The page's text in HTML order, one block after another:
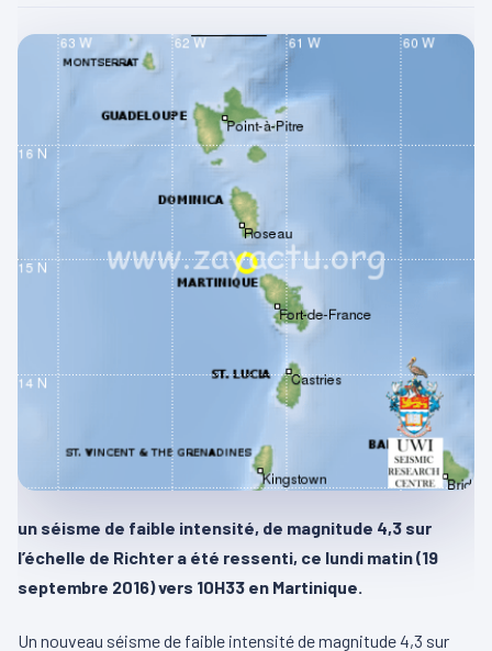
un séisme de faible intensité, de magnitude 4,3 sur
l’échelle de Richter a été ressenti, ce lundi matin (19
septembre 2016) vers 10H33 en Martinique.
Un nouveau séisme de faible intensité de magnitude 4,3 sur